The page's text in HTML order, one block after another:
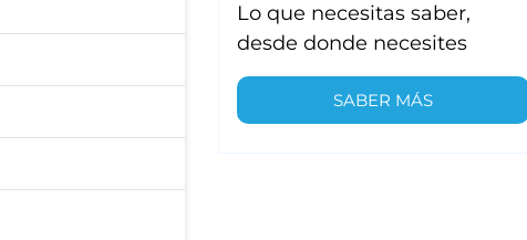
Lo que necesitas saber,
desde donde necesites
SABER MÁS